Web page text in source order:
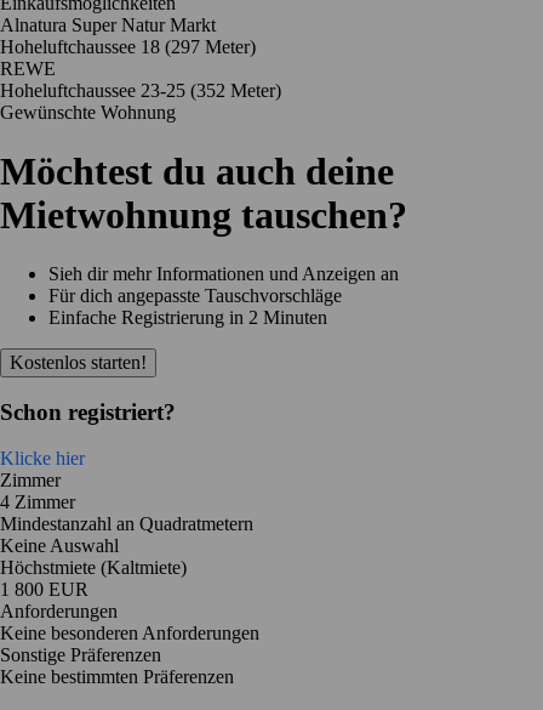
Alnatura Super Natur Markt
Hoheluftchaussee 18 (297 Meter)
REWE
Hoheluftchaussee 23-25 (352 Meter)
Gewünschte Wohnung
Möchtest du auch deine
Mietwohnung tauschen?
Sieh dir mehr Informationen und Anzeigen an
Für dich angepasste Tauschvorschläge
Einfache Registrierung in 2 Minuten
Kostenlos starten!
Schon registriert?
Klicke hier
Zimmer
4 Zimmer
Mindestanzahl an Quadratmetern
Keine Auswahl
Höchstmiete (Kaltmiete)
1 800 EUR
Anforderungen
Keine besonderen Anforderungen
Sonstige Präferenzen
Keine bestimmten Präferenzen